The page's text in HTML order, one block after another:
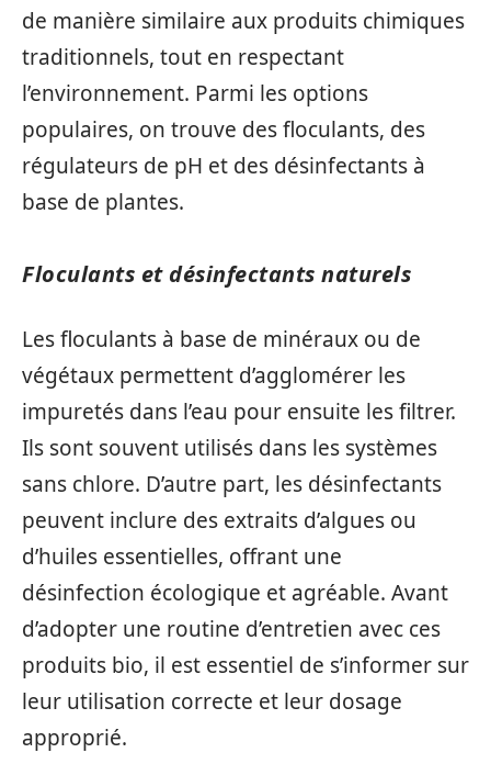
de manière similaire aux produits chimiques
traditionnels, tout en respectant
l’environnement. Parmi les options
populaires, on trouve des floculants, des
régulateurs de pH et des désinfectants à
base de plantes.
Floculants et désinfectants naturels
Les floculants à base de minéraux ou de
végétaux permettent d’agglomérer les
impuretés dans l’eau pour ensuite les filtrer.
Ils sont souvent utilisés dans les systèmes
sans chlore. D’autre part, les désinfectants
peuvent inclure des extraits d’algues ou
d’huiles essentielles, offrant une
désinfection écologique et agréable. Avant
d’adopter une routine d’entretien avec ces
produits bio, il est essentiel de s’informer sur
leur utilisation correcte et leur dosage
approprié.